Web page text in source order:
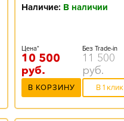
Наличие: В наличии
Цена*
10 500
руб.
Без Trade-in
11 500
руб.
В КОРЗИНУ В 1 клик